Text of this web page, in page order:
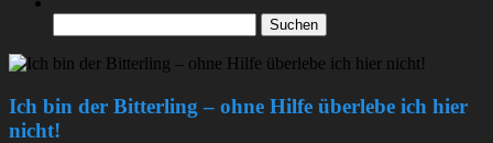
nach:
Ich bin der Bitterling – ohne Hilfe überlebe ich hier
nicht!